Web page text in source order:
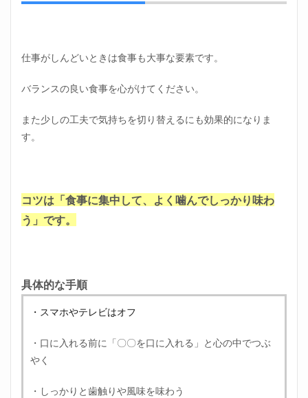
仕事がしんどいときは食事も大事な要素です。
バランスの良い食事を心がけてください。
また少しの工夫で気持ちを切り替えるにも効果的になりま
す。
コツは「食事に集中して、よく噛んでしっかり味わ
う」です。
具体的な手順
・スマホやテレビはオフ
・口に入れる前に「〇〇を口に入れる」と心の中でつぶ
やく
・しっかりと歯触りや風味を味わう